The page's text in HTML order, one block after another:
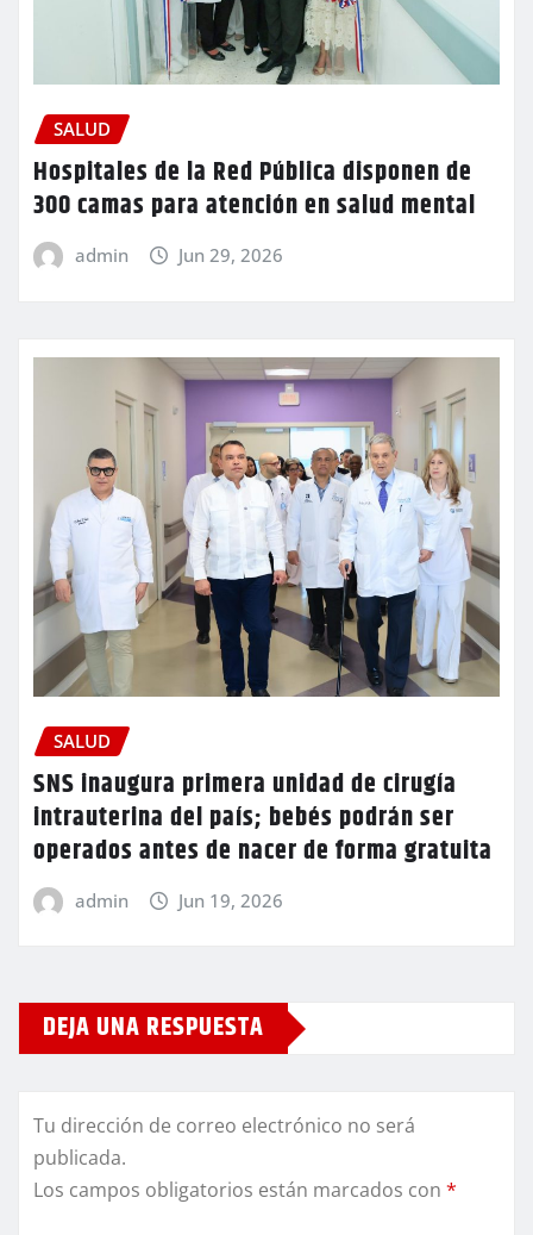
SALUD
Hospitales de la Red Pública disponen de
300 camas para atención en salud mental
admin Jun 29, 2026
SALUD
SNS inaugura primera unidad de cirugía
intrauterina del país; bebés podrán ser
operados antes de nacer de forma gratuita
admin Jun 19, 2026
DEJA UNA RESPUESTA
Tu dirección de correo electrónico no será
publicada.
Los campos obligatorios están marcados con *